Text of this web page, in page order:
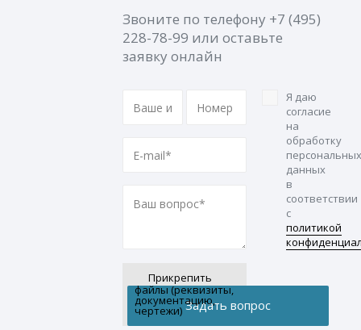
Звоните по телефону +7 (495)
228-78-99 или оставьте
заявку онлайн
Прикрепить
файлы (реквизиты,
документацию,
чертежи)
Я даю
согласие
на
обработку
персональных
данных
в
соответствии
с
политикой